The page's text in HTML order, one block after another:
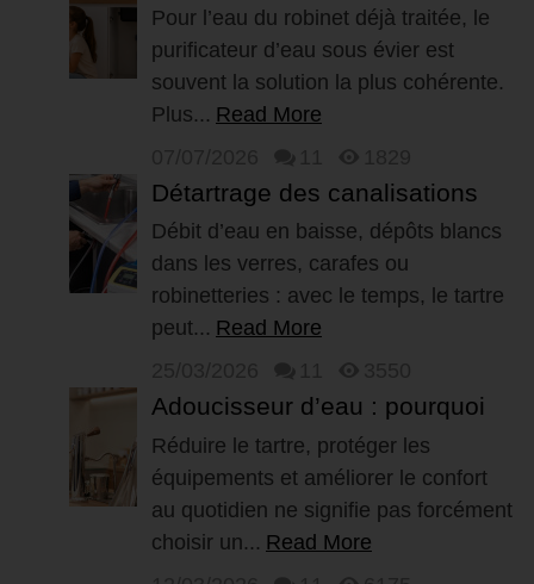
choisir plutôt qu’un osmoseur
pour...
Pour l’eau du robinet déjà traitée, le
purificateur d’eau sous évier est
souvent la solution la plus cohérente.
Plus... Read More
Détartrage des canalisations
d’un logement : comment
retrouver un...
Débit d’eau en baisse, dépôts blancs
dans les verres, carafes ou
robinetteries : avec le temps, le tartre
peut... Read More
Adoucisseur d’eau : pourquoi
les modèles à sel ne sont plus
la...
Réduire le tartre, protéger les
équipements et améliorer le confort
au quotidien ne signifie pas forcément
choisir un... Read More